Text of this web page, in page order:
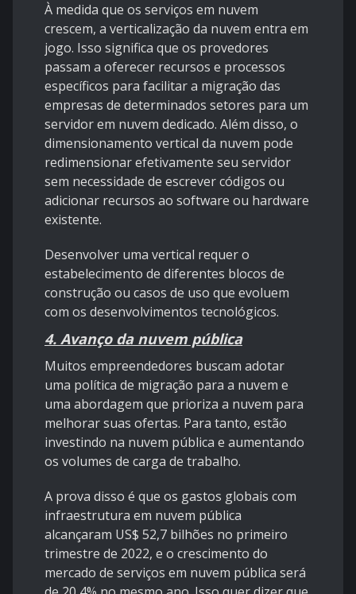
À medida que os serviços em nuvem
crescem, a verticalização da nuvem entra em
jogo. Isso significa que os provedores
passam a oferecer recursos e processos
específicos para facilitar a migração das
empresas de determinados setores para um
servidor em nuvem dedicado. Além disso, o
dimensionamento vertical da nuvem pode
redimensionar efetivamente seu servidor
sem necessidade de escrever códigos ou
adicionar recursos ao software ou hardware
existente.
Desenvolver uma vertical requer o
estabelecimento de diferentes blocos de
construção ou casos de uso que evoluem
com os desenvolvimentos tecnológicos.
4. Avanço da nuvem pública
Muitos empreendedores buscam adotar
uma política de migração para a nuvem e
uma abordagem que prioriza a nuvem para
melhorar suas ofertas. Para tanto, estão
investindo na nuvem pública e aumentando
os volumes de carga de trabalho.
A prova disso é que os gastos globais com
infraestrutura em nuvem pública
alcançaram US$ 52,7 bilhões no primeiro
trimestre de 2022, e o crescimento do
mercado de serviços em nuvem pública será